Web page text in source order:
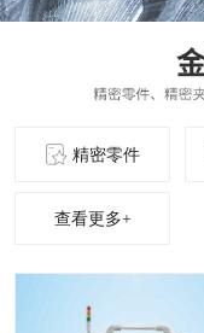
精密零件
查看更多+